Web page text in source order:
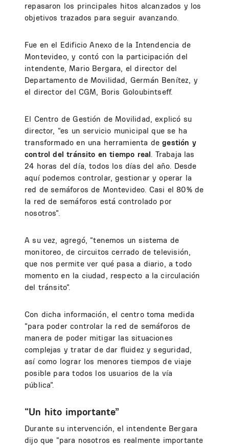
repasaron los principales hitos alcanzados y los
objetivos trazados para seguir avanzando.
Fue en el Edificio Anexo de la Intendencia de
Montevideo, y contó con la participación del
intendente, Mario Bergara, el director del
Departamento de Movilidad, Germán Benítez, y
el director del CGM, Boris Goloubintseff.
El Centro de Gestión de Movilidad, explicó su
director, “es un servicio municipal que se ha
transformado en una herramienta degestión y
control del tránsito en tiempo real. Trabaja las
24 horas del día, todos los días del año. Desde
aquí podemos controlar, gestionar y operar la
red de semáforos de Montevideo. Casi el 80% de
la red de semáforos está controlado por
nosotros”.
A su vez, agregó, “tenemos un sistema de
monitoreo, de circuitos cerrado de televisión,
que nos permite ver qué pasa a diario, a todo
momento en la ciudad, respecto a la circulación
del tránsito”.
Con dicha información, el centro toma medida
“para poder controlar la red de semáforos de
manera de poder mitigar las situaciones
complejas y tratar de dar fluidez y seguridad,
así como lograr los menores tiempos de viaje
posible para todos los usuarios de la vía
pública”.
“Un hito importante”
Durante su intervención, el intendente Bergara
dijo que “para nosotros es realmente importante